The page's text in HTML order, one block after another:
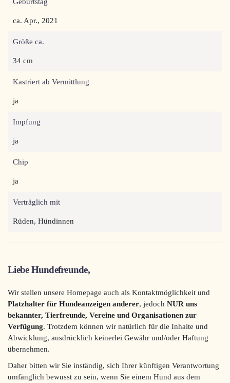
ca. Apr., 2021
Größe ca.
34 cm
Kastriert ab Vermittlung
ja
Impfung
ja
Chip
ja
Verträglich mit
Rüden, Hündinnen
Liebe Hundefreunde,
Wir stellen unsere Homepage auch als Kontaktmöglichkeit und
Platzhalter für Hundeanzeigen anderer, jedoch NUR uns
bekannter, Tierfreunde, Vereine und Organisationen zur
Verfügung. Trotzdem können wir natürlich für die Inhalte und
Abwicklung, ausdrücklich keinerlei Gewähr und/oder Haftung
übernehmen.
Daher bitten wir Sie inständig, sich Ihrer künftigen Verantwortung
umfänglich bewusst zu sein, wenn Sie einem Hund aus dem